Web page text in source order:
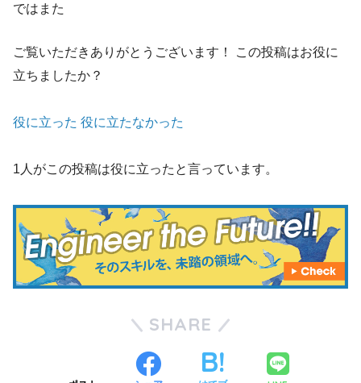
ではまた
ご覧いただきありがとうございます！
この投稿はお役に
立ちましたか？
役に立った 役に立たなかった
1人がこの投稿は役に立ったと言っています。
SHARE